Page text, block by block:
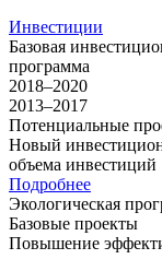
Инвестиции
Базовая
программа
2018–2020
2013–2017
Потенциальные
Новый
объема инвестиций
Подробнее
Экологическая
Базовые проекты
Повышение